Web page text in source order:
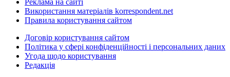
Використання матеріалів korrespondent.net
Правила користування сайтом
Договір користування сайтом
Політика у сфері конфіденційності і персональних даних
Угода щодо користування
Редакція